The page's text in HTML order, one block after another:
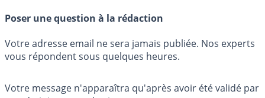
Poser une question à la rédaction
Votre adresse email ne sera jamais publiée. Nos experts
vous répondent sous quelques heures.
Votre message n'apparaîtra qu'après avoir été validé par